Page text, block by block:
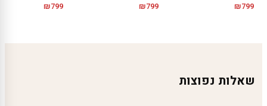
₪799
₪799
₪799
שאלות נפוצות